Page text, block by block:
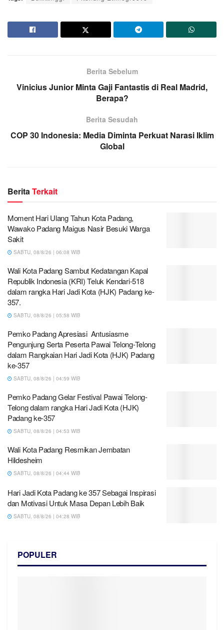
Berita Sebelum
Vinicius Junior Minta Gaji Fantastis di Real Madrid,
Berapa?
Berita Sesudah
COP 30 Indonesia: Media Diminta Perkuat Narasi Iklim
Global
BeritaTerkait
Moment Hari Ulang Tahun Kota Padang,
Wawako Padang Maigus Nasir Besuki Warga
Sakit
SABTU, 08/8/26 | 06:08 WIB
Wali Kota Padang Sambut Kedatangan Kapal
Republik Indonesia (KRI) Teluk Kendari-518
dalam rangka Hari Jadi Kota (HJK) Padang ke-
357.
SABTU, 08/8/26 | 05:58 WIB
Pemko Padang Apresiasi Antusiasme
Pengunjung Serta Peserta Pawai Telong-Telong
dalam Rangkaian Hari Jadi Kota (HJK) Padang
ke-357
SABTU, 08/8/26 | 04:59 WIB
Pemko Padang Gelar Festival Pawai Telong-
Telong dalam rangka Hari Jadi Kota (HJK)
Padang ke-357
SABTU, 08/8/26 | 04:53 WIB
Wali Kota Padang Resmikan Jembatan
Hildesheim
SABTU, 08/8/26 | 04:44 WIB
Hari Jadi Kota Padang ke 357 Sebagai Inspirasi
dan Motivasi Untuk Masa Depan Lebih Baik
SABTU, 08/8/26 | 04:28 WIB
POPULER